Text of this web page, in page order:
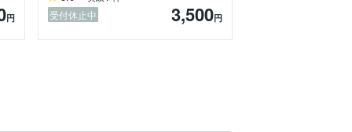
円 受付休止中 3,500円